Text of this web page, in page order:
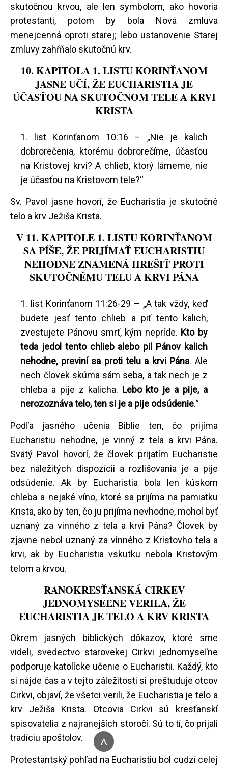
skutočnou krvou, ale len symbolom, ako hovoria
protestanti, potom by bola Nová zmluva
menejcenná oproti starej; lebo ustanovenie Starej
zmluvy zahŕňalo skutočnú krv.
10. KAPITOLA 1. LISTU KORINŤANOM
JASNE UČÍ, ŽE EUCHARISTIA JE
ÚČASŤOU NA SKUTOČNOM TELE A KRVI
KRISTA
1. list Korinťanom 10:16 – „Nie je kalich
dobrorečenia, ktorému dobrorečíme, účasťou
na Kristovej krvi? A chlieb, ktorý lámeme, nie
je účasťou na Kristovom tele?“
Sv. Pavol jasne hovorí, že Eucharistia je skutočné
telo a krv Ježiša Krista.
V 11. KAPITOLE 1. LISTU KORINŤANOM
SA PÍŠE, ŽE PRIJÍMAŤ EUCHARISTIU
NEHODNE ZNAMENÁ HREŠIŤ PROTI
SKUTOČNÉMU TELU A KRVI PÁNA
1. list Korinťanom 11:26-29 – „A tak vždy, keď
budete jesť tento chlieb a piť tento kalich,
zvestujete Pánovu smrť, kým nepríde. Kto by
teda jedol tento chlieb alebo pil Pánov kalich
nehodne, previní sa proti telu a krvi Pána. Ale
nech človek skúma sám seba, a tak nech je z
chleba a pije z kalicha. Lebo kto je a pije, a
nerozoznáva telo, ten si je a pije odsúdenie.“
Podľa jasného učenia Biblie ten, čo prijíma
Eucharistiu nehodne, je vinný z tela a krvi Pána.
Svätý Pavol hovorí, že človek prijatím Eucharistie
bez náležitých dispozícii a rozlišovania je a pije
odsúdenie. Ak by Eucharistia bola len kúskom
chleba a nejaké víno, ktoré sa prijíma na pamiatku
Krista, ako by ten, čo ju prijíma nevhodne, mohol byť
uznaný za vinného z tela a krvi Pána? Človek by
zjavne nebol uznaný za vinného z Kristovho tela a
krvi, ak by Eucharistia vskutku nebola Kristovým
telom a krvou.
RANOKRESŤANSKÁ CIRKEV
JEDNOMYSEĽNE VERILA, ŽE
EUCHARISTIA JE TELO A KRV KRISTA
Okrem jasných biblických dôkazov, ktoré sme
videli, svedectvo starovekej Cirkvi jednomyseľne
podporuje katolícke učenie o Eucharistii. Každý, kto
si nájde čas a v tejto záležitosti si preštuduje otcov
Cirkvi, objaví, že všetci verili, že Eucharistia je telo a
krv Ježiša Krista. Otcovia Cirkvi sú kresťanskí
spisovatelia z najranejších storočí. Sú to tí, čo prijali
tradíciu apoštolov.
Protestantský pohľad na Eucharistiu bol cudzí celej
^